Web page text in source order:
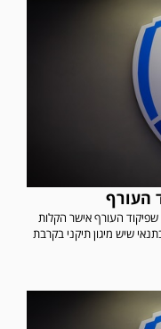
העורף
העורף אישר הקלות
ואישור התקהלות של עד 50 איש בתנאי שיש מיגון תיקני בקרבת